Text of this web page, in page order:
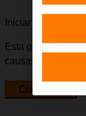
Iniciar la guía
Esta guía te va a
causas y
Comenzar